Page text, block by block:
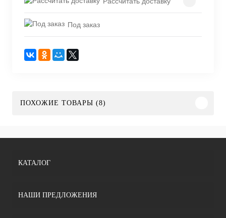
Под заказ
ПОХОЖИЕ ТОВАРЫ (8)
КАТАЛОГ
НАШИ ПРЕДЛОЖЕНИЯ